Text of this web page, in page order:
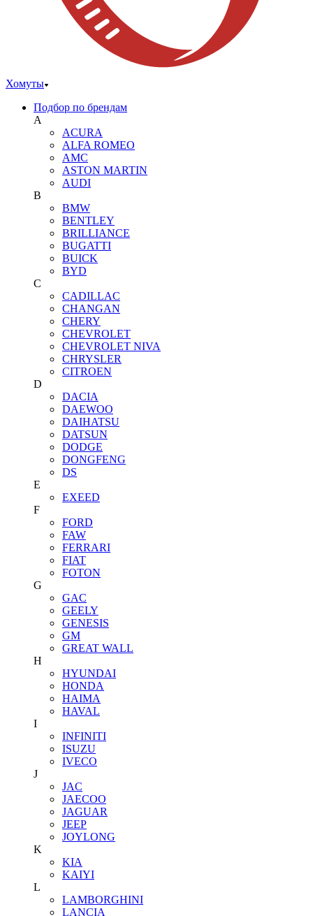
Хомуты
Подбор по брендам
A
ACURA
ALFA ROMEO
AMC
ASTON MARTIN
AUDI
B
BMW
BENTLEY
BRILLIANCE
BUGATTI
BUICK
BYD
C
CADILLAC
CHANGAN
CHERY
CHEVROLET
CHEVROLET NIVA
CHRYSLER
CITROEN
D
DACIA
DAEWOO
DAIHATSU
DATSUN
DODGE
DONGFENG
DS
E
EXEED
F
FORD
FAW
FERRARI
FIAT
FOTON
G
GAC
GEELY
GENESIS
GM
GREAT WALL
H
HYUNDAI
HONDA
HAIMA
HAVAL
I
INFINITI
ISUZU
IVECO
J
JAC
JAECOO
JAGUAR
JEEP
JOYLONG
K
KIA
KAIYI
L
LAMBORGHINI
LANCIA